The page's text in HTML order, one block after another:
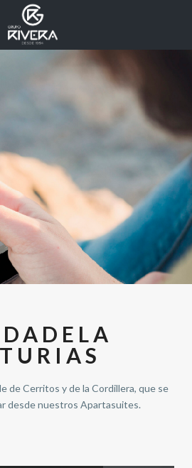
de Cerritos y de la Cordillera, que se
desde nuestros Apartasuites.